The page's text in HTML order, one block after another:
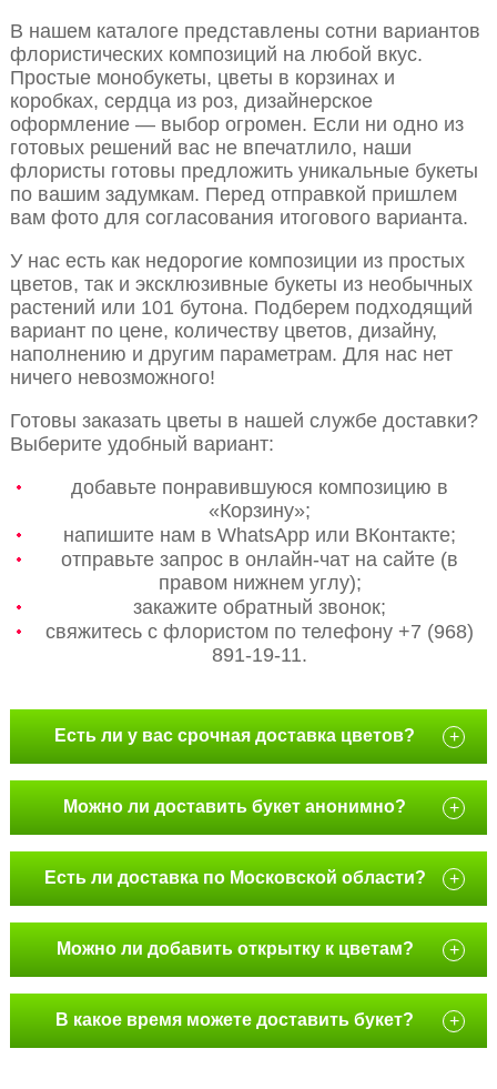
В нашем каталоге представлены сотни вариантов
флористических композиций на любой вкус.
Простые монобукеты, цветы в корзинах и
коробках, сердца из роз, дизайнерское
оформление — выбор огромен. Если ни одно из
готовых решений вас не впечатлило, наши
флористы готовы предложить уникальные букеты
по вашим задумкам. Перед отправкой пришлем
вам фото для согласования итогового варианта.
У нас есть как недорогие композиции из простых
цветов, так и эксклюзивные букеты из необычных
растений или 101 бутона. Подберем подходящий
вариант по цене, количеству цветов, дизайну,
наполнению и другим параметрам. Для нас нет
ничего невозможного!
Готовы заказать цветы в нашей службе доставки?
Выберите удобный вариант:
добавьте понравившуюся композицию в
«Корзину»;
напишите нам в WhatsApp или ВКонтакте;
отправьте запрос в онлайн-чат на сайте (в
правом нижнем углу);
закажите обратный звонок;
свяжитесь с флористом по телефону +7 (968)
891-19-11.
Есть ли у вас срочная доставка цветов? +
Можно ли доставить букет анонимно? +
Есть ли доставка по Московской области? +
Можно ли добавить открытку к цветам? +
В какое время можете доставить букет? +